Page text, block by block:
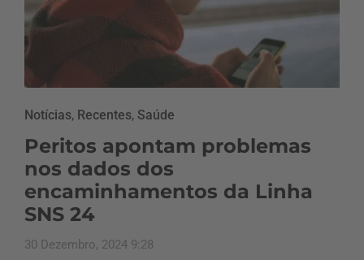
Notícias, Recentes, Saúde
Peritos apontam problemas
nos dados dos
encaminhamentos da Linha
SNS 24
30 Dezembro, 2024 9:28